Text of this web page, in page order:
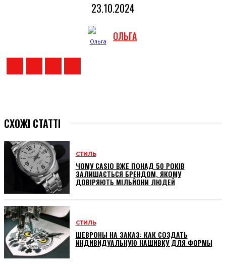
23.10.2024
ОЛЬГА
СХОЖІ СТАТТІ
СТИЛЬ
ЧОМУ CASIO ВЖЕ ПОНАД 50 РОКІВ
ЗАЛИШАЄТЬСЯ БРЕНДОМ, ЯКОМУ
ДОВІРЯЮТЬ МІЛЬЙОНИ ЛЮДЕЙ
СТИЛЬ
ШЕВРОНЫ НА ЗАКАЗ: КАК СОЗДАТЬ
ИНДИВИДУАЛЬНУЮ НАШИВКУ ДЛЯ ФОРМЫ